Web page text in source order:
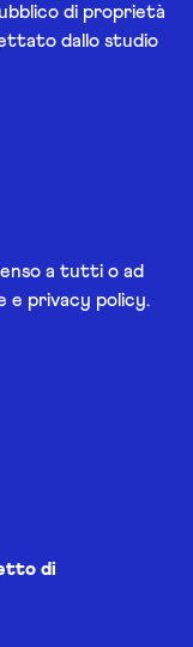
di proprietà
dallo studio
a tutti o ad
e privacy policy.
di